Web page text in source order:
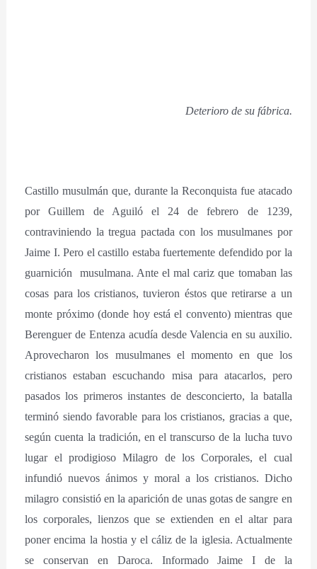
Deterioro de su fábrica.
Castillo musulmán que, durante la Reconquista fue atacado
por Guillem de Aguiló el 24 de febrero de 1239,
contraviniendo la tregua pactada con los musulmanes por
Jaime I. Pero el castillo estaba fuertemente defendido por la
guarnición musulmana. Ante el mal cariz que tomaban las
cosas para los cristianos, tuvieron éstos que retirarse a un
monte próximo (donde hoy está el convento) mientras que
Berenguer de Entenza acudía desde Valencia en su auxilio.
Aprovecharon los musulmanes el momento en que los
cristianos estaban escuchando misa para atacarlos, pero
pasados los primeros instantes de desconcierto, la batalla
terminó siendo favorable para los cristianos, gracias a que,
según cuenta la tradición, en el transcurso de la lucha tuvo
lugar el prodigioso Milagro de los Corporales, el cual
infundió nuevos ánimos y moral a los cristianos. Dicho
milagro consistió en la aparición de unas gotas de sangre en
los corporales, lienzos que se extienden en el altar para
poner encima la hostia y el cáliz de la iglesia. Actualmente
se conservan en Daroca. Informado Jaime I de la